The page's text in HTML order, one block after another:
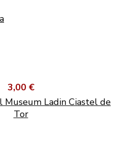
3,00 €
Ladin Ciastel de
Tor